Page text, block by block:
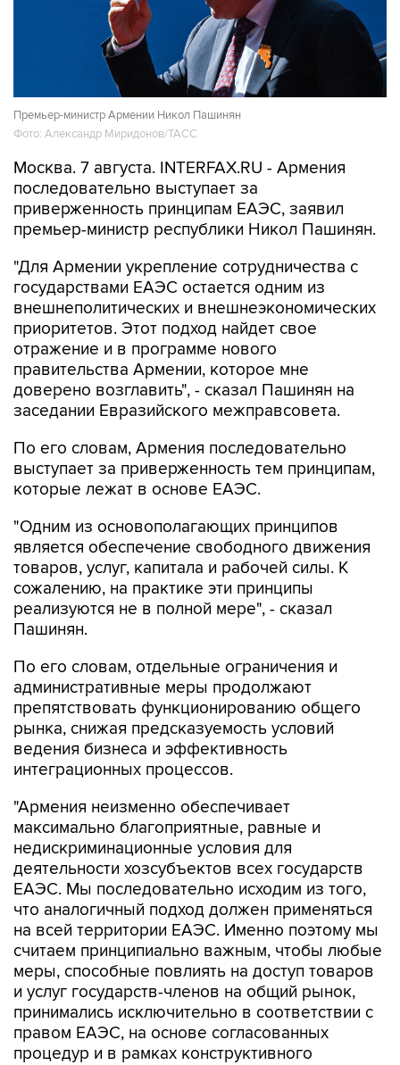
Премьер-министр Армении Никол Пашинян
Фото: Александр Миридонов/ТАСС
Москва. 7 августа. INTERFAX.RU - Армения
последовательно выступает за
приверженность принципам ЕАЭС, заявил
премьер-министр республики Никол Пашинян.
"Для Армении укрепление сотрудничества с
государствами ЕАЭС остается одним из
внешнеполитических и внешнеэкономических
приоритетов. Этот подход найдет свое
отражение и в программе нового
правительства Армении, которое мне
доверено возглавить", - сказал Пашинян на
заседании Евразийского межправсовета.
По его словам, Армения последовательно
выступает за приверженность тем принципам,
которые лежат в основе ЕАЭС.
"Одним из основополагающих принципов
является обеспечение свободного движения
товаров, услуг, капитала и рабочей силы. К
сожалению, на практике эти принципы
реализуются не в полной мере", - сказал
Пашинян.
По его словам, отдельные ограничения и
административные меры продолжают
препятствовать функционированию общего
рынка, снижая предсказуемость условий
ведения бизнеса и эффективность
интеграционных процессов.
"Армения неизменно обеспечивает
максимально благоприятные, равные и
недискриминационные условия для
деятельности хозсубъектов всех государств
ЕАЭС. Мы последовательно исходим из того,
что аналогичный подход должен применяться
на всей территории ЕАЭС. Именно поэтому мы
считаем принципиально важным, чтобы любые
меры, способные повлиять на доступ товаров
и услуг государств-членов на общий рынок,
принимались исключительно в соответствии с
правом ЕАЭС, на основе согласованных
процедур и в рамках конструктивного